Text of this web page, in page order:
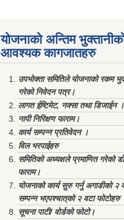
योजनाको अन्तिम
आवश्यक कागजातहरु
उपभोक्ता समितिले योजनाको रकम
गरेको निवेदन पत्र।
लागत ईष्टिमेट, नक्सा तथा डिजाईन ।
नापी निरिक्षण फाराम।
कार्य सम्पन्न प्रतिवेदन ।
विल भरपाईहरु
समितिको अध्यक्षले प्रमाणित गरेको
फाराम।
योजनाको कार्य सुरु गर्नु अगाडीको २
सम्पन्न भएपश्चात्‌को २ वटा फोटोहरु
सूचना पाटी/ वोर्डको फोटो।